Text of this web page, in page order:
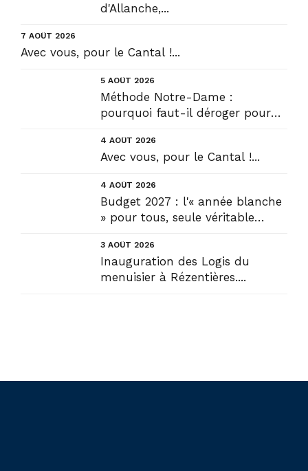
d'Allanche,...
7 AOÛT 2026
Avec vous, pour le Cantal !...
5 AOÛT 2026
Méthode Notre-Dame :
pourquoi faut-il déroger pour
4 AOÛT 2026
Avec vous, pour le Cantal !...
4 AOÛT 2026
Budget 2027 : l'« année blanche
» pour tous, seule véritable
3 AOÛT 2026
Inauguration des Logis du
menuisier à Rézentières....